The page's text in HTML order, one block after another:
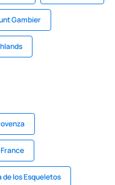
Gambier
los Esqueletos